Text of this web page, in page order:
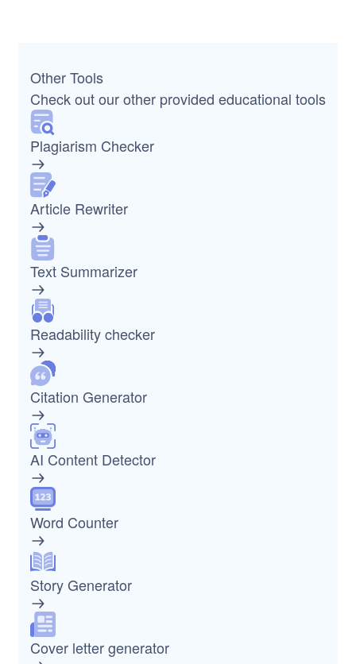
Other Tools
Check out our other provided educational tools
Plagiarism Checker
Article Rewriter
Text Summarizer
Readability checker
Citation Generator
AI Content Detector
Word Counter
Story Generator
Cover letter generator